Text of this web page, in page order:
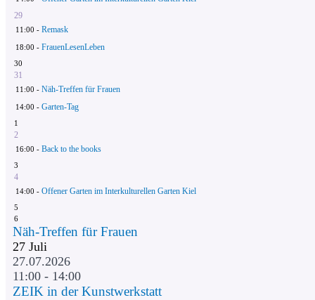
29
11:00 - Remask
18:00 - FrauenLesenLeben
30
31
11:00 - Näh-Treffen für Frauen
14:00 - Garten-Tag
1
2
16:00 - Back to the books
3
4
14:00 - Offener Garten im Interkulturellen Garten Kiel
5
6
Näh-Treffen für Frauen
27 Juli
27.07.2026
11:00 - 14:00
ZEIK in der Kunstwerkstatt